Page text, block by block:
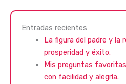
Entradas recientes
La figura del padre y la
prosperidad y éxito.
Mis preguntas
con facilidad y alegría.